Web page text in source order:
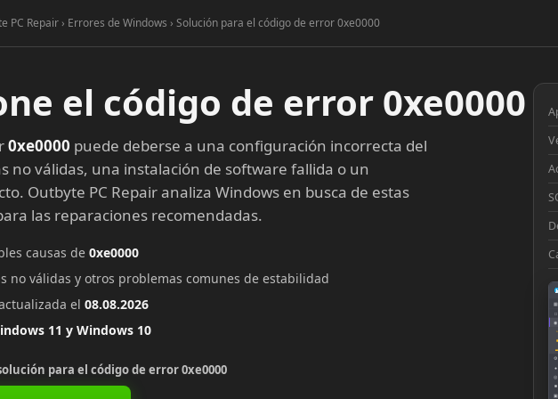
PC Repair › Errores de Windows › Solución para el código de error 0xe0000
el código de error 0xe0000
0xe0000 puede deberse a una configuración incorrecta del
no válidas, una instalación de software fallida o un
Outbyte PC Repair analiza Windows en busca de estas
las reparaciones recomendadas.
causas de 0xe0000
no válidas y otros problemas comunes de estabilidad
el 08.08.2026
11 y Windows 10
para el código de error 0xe0000
▦
□
◉
◔
■
⚙
●
◎
■
▣